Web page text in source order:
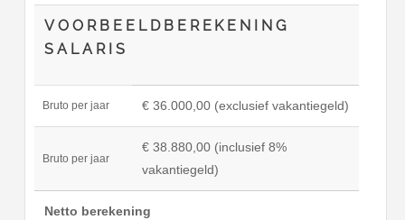
VOORBEELDBEREKENING
SALARIS
Bruto per jaar € 36.000,00 (exclusief vakantiegeld)
Bruto per jaar
€ 38.880,00 (inclusief 8%
vakantiegeld)
Netto berekening